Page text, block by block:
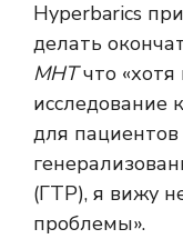
Hyperbarics
делать
МНТчто «хотя
исследование
для
(ГТР), я вижу
проблемы».